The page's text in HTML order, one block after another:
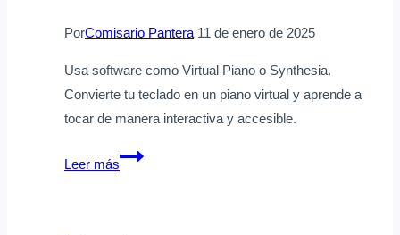
PorComisario Pantera 11 de enero de 2025
Usa software como Virtual Piano o Synthesia.
Convierte tu teclado en un piano virtual y aprende a
tocar de manera interactiva y accesible.
Leer más
Cómo